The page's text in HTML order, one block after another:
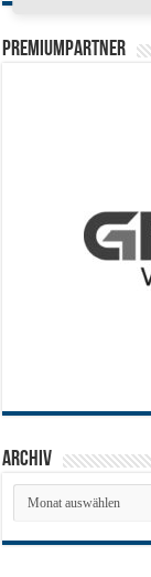
PREMIUMPARTNER
Archiv
Archiv